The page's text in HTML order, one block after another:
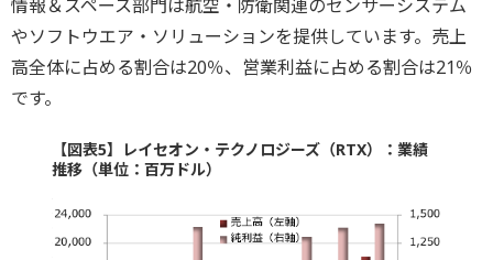
情報＆スペース部門は航空・防衛関連のセンサーシステム
やソフトウエア・ソリューションを提供しています。売上
高全体に占める割合は20％、営業利益に占める割合は21％
です。
【図表5】レイセオン・テクノロジーズ（RTX）：業績
推移（単位：百万ドル）